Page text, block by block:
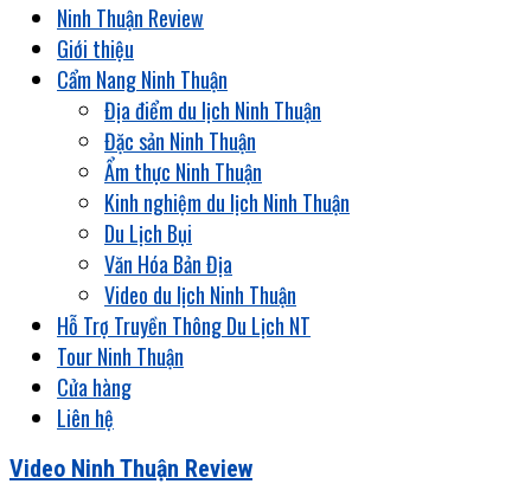
Ninh Thuận Review
Giới thiệu
Cẩm Nang Ninh Thuận
Địa điểm du lịch Ninh Thuận
Đặc sản Ninh Thuận
Ẩm thực Ninh Thuận
Kinh nghiệm du lịch Ninh Thuận
Du Lịch Bụi
Văn Hóa Bản Địa
Video du lịch Ninh Thuận
Hỗ Trợ Truyền Thông Du Lịch NT
Tour Ninh Thuận
Cửa hàng
Liên hệ
Video Ninh Thuận Review